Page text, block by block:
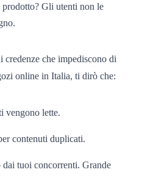
prodotto? Gli utenti non le
credenze che impediscono di
online in Italia, ti dirò che:
vengono lette.
contenuti duplicati.
tuoi concorrenti. Grande